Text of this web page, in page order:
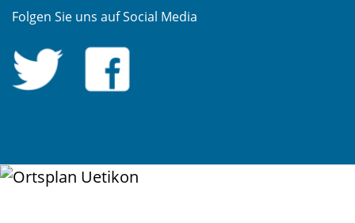
Folgen Sie uns auf Social Media